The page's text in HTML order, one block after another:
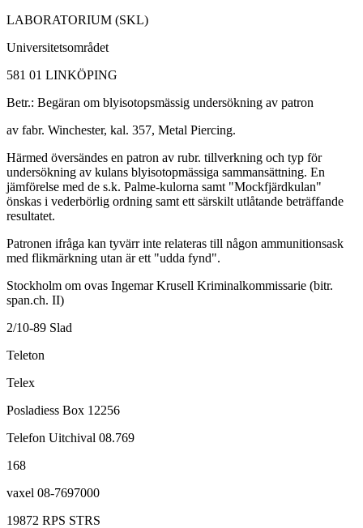
LABORATORIUM (SKL)
Universitetsområdet
581 01 LINKÖPING
Betr.: Begäran om blyisotopsmässig undersökning av patron
av fabr. Winchester, kal. 357, Metal Piercing.
Härmed översändes en patron av rubr. tillverkning och typ för
undersökning av kulans blyisotopmässiga sammansättning. En
jämförelse med de s.k. Palme-kulorna samt "Mockfjärdkulan"
önskas i vederbörlig ordning samt ett särskilt utlåtande beträffande
resultatet.
Patronen ifråga kan tyvärr inte relateras till någon ammunitionsask
med flikmärkning utan är ett "udda fynd".
Stockholm om ovas Ingemar Krusell Kriminalkommissarie (bitr.
span.ch. II)
2/10-89 Slad
Teleton
Telex
Posladiess Box 12256
Telefon Uitchival 08.769
168
vaxel 08-7697000
19872 RPS STRS